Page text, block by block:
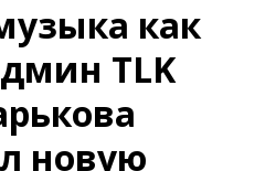
как
TLK
новую